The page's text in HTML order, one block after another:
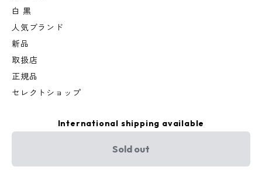
白 黒
人気ブランド
新品
取扱店
正規品
セレクトショップ
International shipping available
Sold out